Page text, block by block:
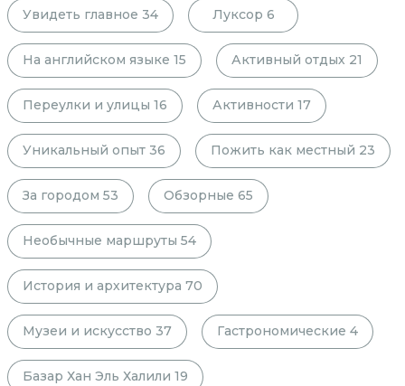
Увидеть главное 34 Луксор 6
На английском языке 15 Активный отдых 21
Переулки и улицы 16 Активности 17
Уникальный опыт 36 Пожить как местный 23
За городом 53 Обзорные 65
Необычные маршруты 54
История и архитектура 70
Музеи и искусство 37 Гастрономические 4
Базар Хан Эль Халили 19